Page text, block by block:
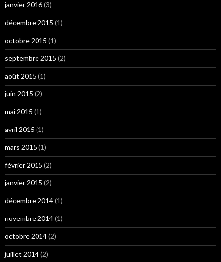
janvier 2016(3)
décembre 2015 (1)
octobre 2015 (1)
septembre 2015 (2)
août 2015 (1)
juin 2015 (2)
mai 2015 (1)
avril 2015 (1)
mars 2015 (1)
février 2015 (2)
janvier 2015 (2)
décembre 2014(1)
novembre 2014(1)
octobre 2014(2)
juillet 2014(2)